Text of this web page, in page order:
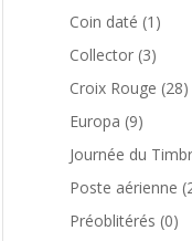
produits
Coin daté 1 1
Collector 33
Croix Rouge 2828
Europa 99
produits
Journée du
Poste aérienne
Préoblitérés 00